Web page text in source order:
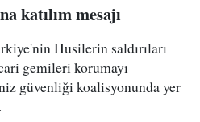
katılım mesajı
Husilerin saldırıları
gemileri korumayı
güvenliği koalisyonunda yer